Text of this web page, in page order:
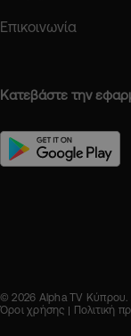
Επικοινωνία
Κατεβάστε την
© 2026 Alpha TV Κύπρου.
Όροι χρήσης
Πολιτική